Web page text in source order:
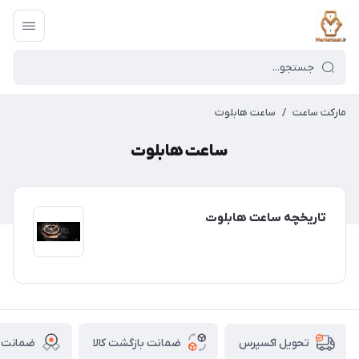
مارکت ساعت / ساعت هابلوت
ساعت هابلوت
تاریخچه ساعت هابلوت
تحویل اکسپرس ضمانت بازگشت کالا ضمانت